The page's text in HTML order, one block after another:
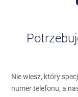
Nie wiesz, który
numer telefonu, a